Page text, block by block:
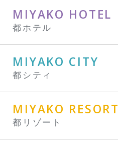
MIYAKO HOTEL
都ホテル
MIYAKO CITY
都シティ
MIYAKO RESORT
都リゾート